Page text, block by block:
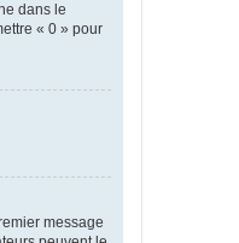
dans le
« 0 » pour
message